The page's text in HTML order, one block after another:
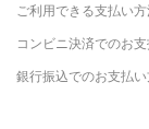
ご利用できる支払い
コンビニ決済でのお
銀行振込でのお支払